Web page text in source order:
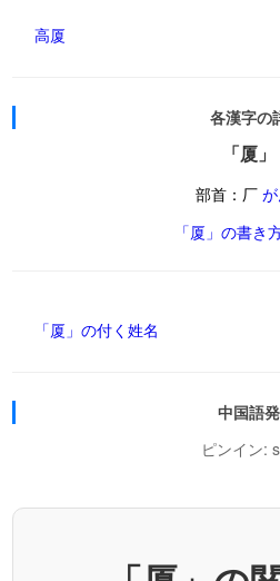
高厦
各漢字の
「厦」
部首：厂
「厦」の書き
「厦」の付く姓名
中国語
ピンイン: